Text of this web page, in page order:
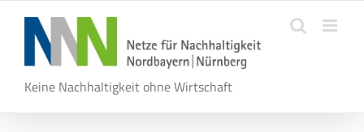
springen
Keine Nachhaltigkeit ohne Wirtschaft